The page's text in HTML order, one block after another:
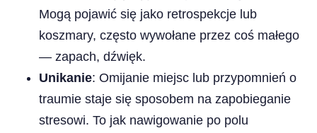
Mogą pojawić się jako retrospekcje lub
koszmary, często wywołane przez coś małego
— zapach, dźwięk.
Unikanie: Omijanie miejsc lub przypomnień o
traumie staje się sposobem na zapobieganie
stresowi. To jak nawigowanie po polu